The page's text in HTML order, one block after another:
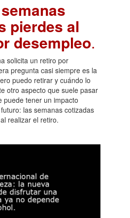
pierdes al
desempleo.
solicita un retiro por
pregunta casi siempre es la
puedo retirar y cuándo lo
otro aspecto que suele pasar
puede tener un impacto
las semanas cotizadas
realizar el retiro.